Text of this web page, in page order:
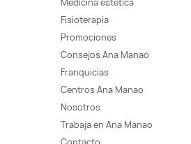
Fisioterapia
Promociones
Consejos Ana Manao
Franquicias
Centros Ana Manao
Nosotros
Trabaja en Ana Manao